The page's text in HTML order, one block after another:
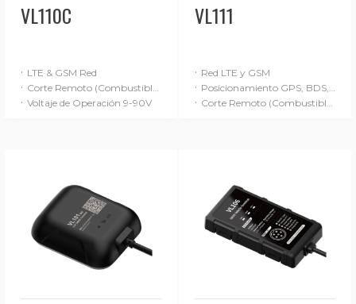
VL110C
· LTE & GSM Red
· Corte Remoto (Combustible/Energía)
· Voltaje de Operación 9-90V
VL111
· Red LTE y GSM
· Posicionamiento GPS, BDS, GLONASS y LBS
· Corte Remoto (Combustible / Alimentación)